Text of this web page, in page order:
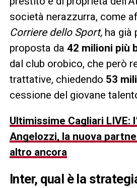
società nerazzurra, come
Corriere dello Sport,ha già
proposta da 42 milioni più
dal club orobico, che però
trattative, chiedendo 53
cessione del giovane
Ultimissime Cagliari LIVE:
Angelozzi, la nuova
altro ancora
Inter, qual è la